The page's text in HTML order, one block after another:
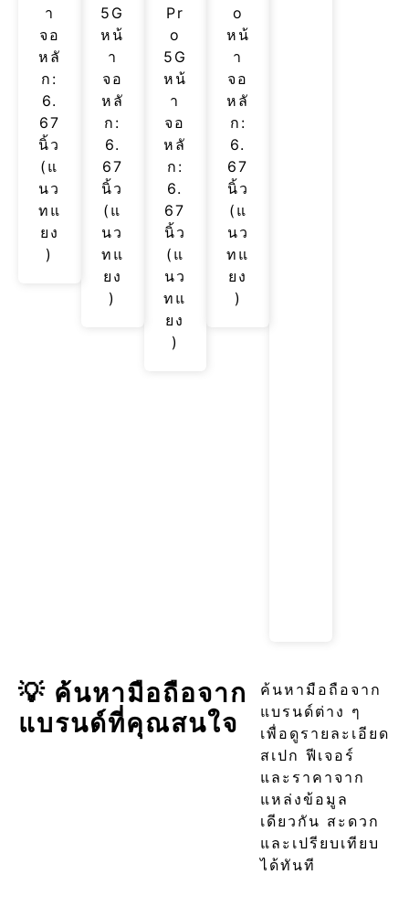
า
จอ
หลั
ก:
6.
67
นิ้ว
(แ
นว
ทแ
ยง
)
5G
หน้
า
จอ
หลั
ก:
6.
67
นิ้ว
(แ
นว
ทแ
ยง
)
Pr
o
5G
หน้
า
จอ
หลั
ก:
6.
67
นิ้ว
(แ
นว
ทแ
ยง
)
o
หน้
า
จอ
หลั
ก:
6.
67
นิ้ว
(แ
นว
ทแ
ยง
)
💡 ค้นหามือถือจาก
แบรนด์ที่คุณสนใจ
ค้นหามือถือจาก
แบรนด์ต่าง ๆ
เพื่อดูรายละเอียด
สเปก ฟีเจอร์
และราคาจาก
แหล่งข้อมูล
เดียวกัน สะดวก
และเปรียบเทียบ
ได้ทันที